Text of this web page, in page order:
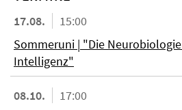
17.08.
15:00
Sommeruni | "Die
Intelligenz"
08.10.
17:00